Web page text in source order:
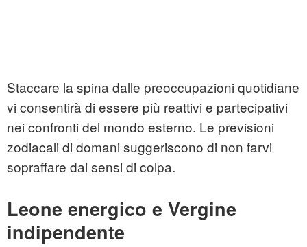
Staccare la spina dalle preoccupazioni quotidiane
vi consentirà di essere più reattivi e partecipativi
nei confronti del mondo esterno. Le previsioni
zodiacali di domani suggeriscono di non farvi
sopraffare dai sensi di colpa.
Leone energico e Vergine
indipendente